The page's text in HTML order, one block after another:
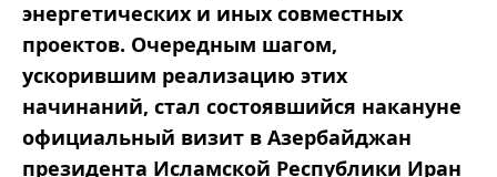
энергетических и иных совместных
проектов. Очередным шагом,
ускорившим реализацию этих
начинаний, стал состоявшийся накануне
официальный визит в Азербайджан
президента Исламской Республики Иран